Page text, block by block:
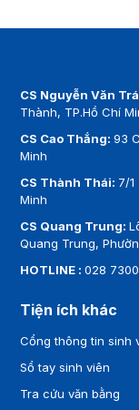
CS Nguyễn Văn
Thành, TP.Hồ Chí
CS Cao Thắng:93
Minh
CS Thành Thái: 7/1
Minh
CS Quang Trung:
Quang Trung,
HOTLINE :028
Tiện ích khác
Cổng thông tin sinh
Sổ tay sinh viên
Tra cứu văn bằng